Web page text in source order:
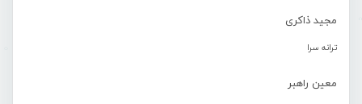
مجید ذاکری
ترانه سرا
معین راهبر